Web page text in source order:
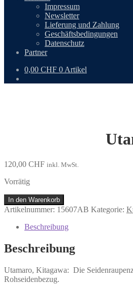
Impressum
Newsletter
Lieferung und Zahlung
Geschäftsbedingungen
Datenschutz
Partner
0,00 CHF 0 Artikel
120,00 CHF inkl. MwSt.
Vorrätig
Utamaro,
Kitagawa:
Seidenraupenzucht.
Frauenberuf.
Menge
In den Warenkorb
Artikelnummer: 15607AB Kategorie:
Beschreibung
Beschreibung
Utamaro, Kitagawa: Die
Rohseidenbezug.